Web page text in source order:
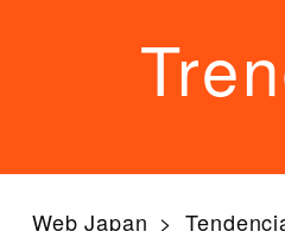
Web Japan